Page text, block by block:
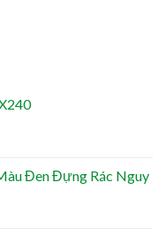
Đen Đựng Rác Nguy